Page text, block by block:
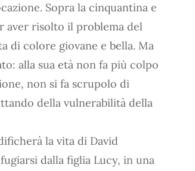
Sopra la cinquantina e
aver risolto il problema del
di colore giovane e bella. Ma
alla sua età non fa più colpo
non si fa scrupolo di
della vulnerabilità della
la vita di David
dalla figlia Lucy, in una